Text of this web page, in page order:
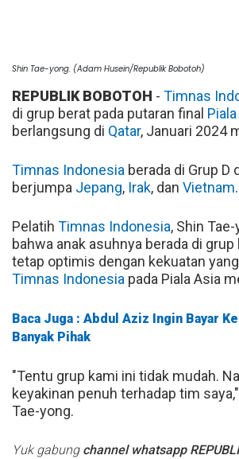
Shin Tae-yong. (Adam Husein/Republik Bobotoh)
REPUBLIK BOBOTOH - Timnas
di grup berat pada putaran final
berlangsung di Qatar, Januari 2024
Timnas Indonesia berada di Grup D
berjumpa Jepang, Irak, dan Vietnam.
Pelatih Timnas Indonesia, Shin
bahwa anak asuhnya berada di grup
tetap optimis dengan kekuatan
Timnas Indonesia pada Piala Asia
Baca Juga : Abdul Aziz Ingin Bayar
Banyak Pihak
"Tentu grup kami ini tidak mudah.
keyakinan penuh terhadap tim
Tae-yong.
Yuk gabung channel whatsapp